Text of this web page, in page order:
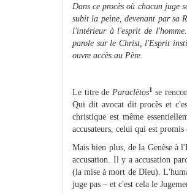
Dans ce procès où chacun juge
subit la peine, devenant par sa
l'intérieur à l'esprit de
parole sur le Christ, l'Esprit
ouvre accès au Père.
Le titre de Paraclètos1
se
Qui dit avocat dit procès et
christique est même
accusateurs, celui qui est
Mais bien plus, de la Genèse à
accusation. Il y a accusation
(la mise à mort de Dieu).
juge pas – et c'est cela le